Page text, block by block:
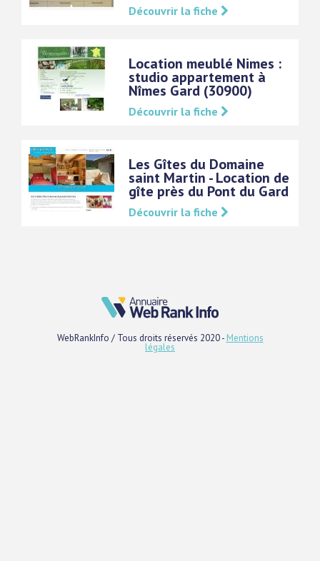
Découvrir la fiche
Location meublé Nimes :
studio appartement à
Nîmes Gard (30900)
Découvrir la fiche
Les Gîtes du Domaine
saint Martin - Location de
gîte près du Pont du Gard
Découvrir la fiche
WebRankInfo / Tous droits réservés 2020 - Mentions
légales